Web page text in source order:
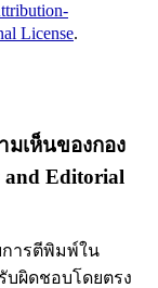
License.
เห็นของกอง
Editorial
ารตีพิมพ์ใน
บผิดชอบโดยตรง